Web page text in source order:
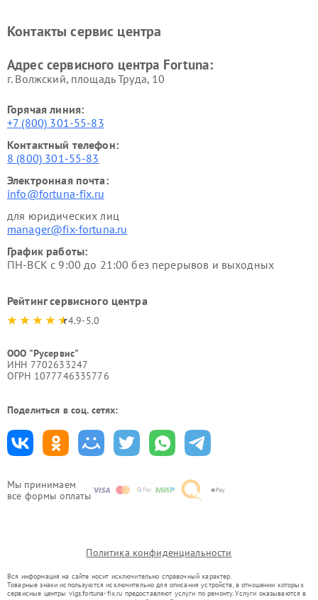
Мы принимаем
все формы оплаты
Контакты сервис центра
Адрес сервисного центра Fortuna:
г. Волжский, площадь Труда, 10
Горячая линия:
+7 (800) 301-55-83
Контактный телефон:
8 (800) 301-55-83
Электронная почта:
info@fortuna-fix.ru
для юридических лиц
manager@fix-fortuna.ru
График работы:
ПН-ВСК с 9:00 до 21:00 без перерывов и выходных
Рейтинг сервисного центра
4.9-5.0
ООО "Русервис"
ИНН 7702633247
ОГРН 1077746335776
Поделиться в соц. сетях:
Политика конфиденциальности
Вся информация на сайте носит исключительно справочный характер.
Товарные знаки используются исключительно для описания устройств, в отношении которых
сервисные центры vlgs.fortuna-fix.ru предоставляют услуги по ремонту. Услуги оказываются в